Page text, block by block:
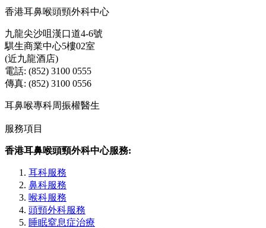
香港耳鼻喉頭頸外科中心
九龍尖沙咀漢口道4-6號
騏生商業中心5樓02室
(近九龍酒店)
電話: (852) 3100 0555
傳真: (852) 3100 0556
耳鼻喉專科周振權醫生
服務項目
香港耳鼻喉頭頸外科中心服務:
耳科服務
鼻科服務
喉科服務
頭頸外科服務
睡眠窒息症治療